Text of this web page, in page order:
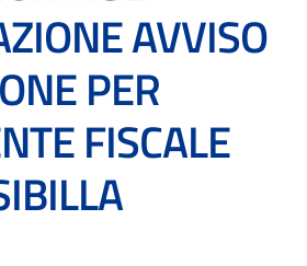
AVVISO
PER
FISCALE